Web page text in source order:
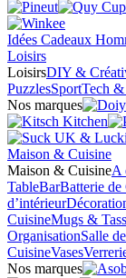
Idées Cadeaux
Loisirs
LoisirsDIY &
PuzzlesSportTech &
Nos marques
Maison & Cuisine
Maison & CuisineA
TableBarBatterie de
d’intérieur
CuisineMugs &
OrganisationSalle
CuisineVases
Nos marques